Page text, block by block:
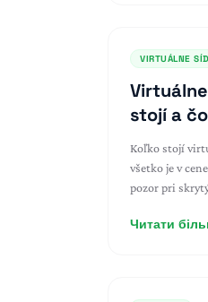
VIRTUÁLNE
stojí a
Koľko stojí
všetko je v
pozor pri
Читати